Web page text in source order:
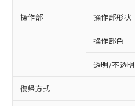
操作部 操作部形状
操作部色
透明/不透明
復帰方式